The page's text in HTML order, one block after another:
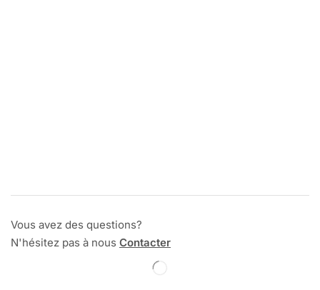
Vous avez des questions?
N'hésitez pas à nous Contacter